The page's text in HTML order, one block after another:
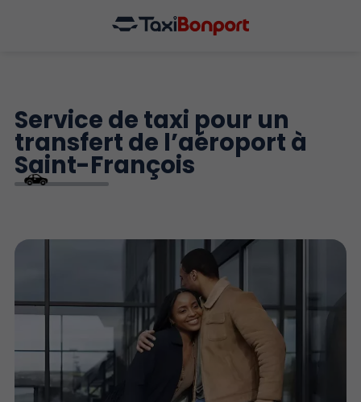
Service de taxi pour un
transfert de l’aéroport à
Saint-François